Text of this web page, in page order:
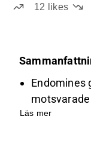
12 likes
Endomines
Första
Läs mer